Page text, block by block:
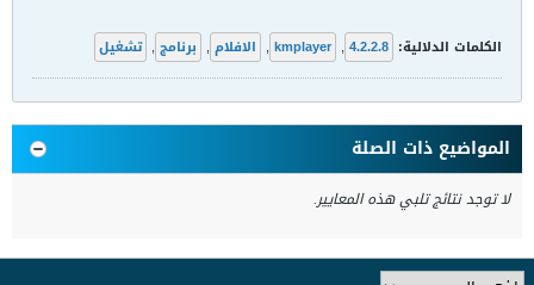
الكلمات الدلالية: 4.2.2.8
,
kmplayer
, الافلام , برنامج , تشغيل
المواضيع ذات الصلة
لا توجد نتائج تلبي هذه المعايير.